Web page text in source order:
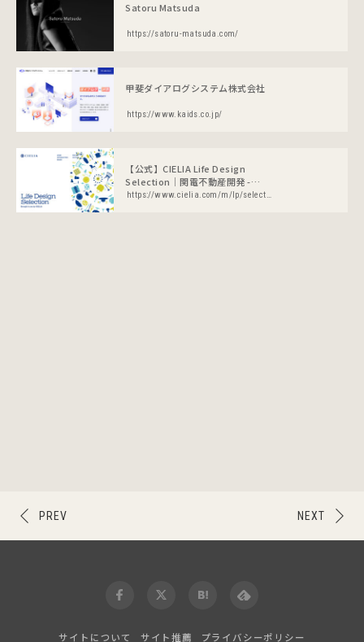
Satoru Matsuda
https://satoru-matsuda.com/
甲斐ダイアログシステム株式会社
https://www.kaids.co.jp/
【公式】CIELIA Life Design
Selection│関電不動産開発 -
CIELIA-
https://www.cielia.com/m/lp/selection/
NEXT
PREV
サイトについて サイト推薦 プライバシーポリシー